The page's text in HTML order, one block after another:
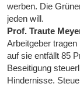
werben. Die
jeden will.
Prof. Traute
Arbeitgeber
auf sie entfällt 85
Beseitigung
Hindernisse.